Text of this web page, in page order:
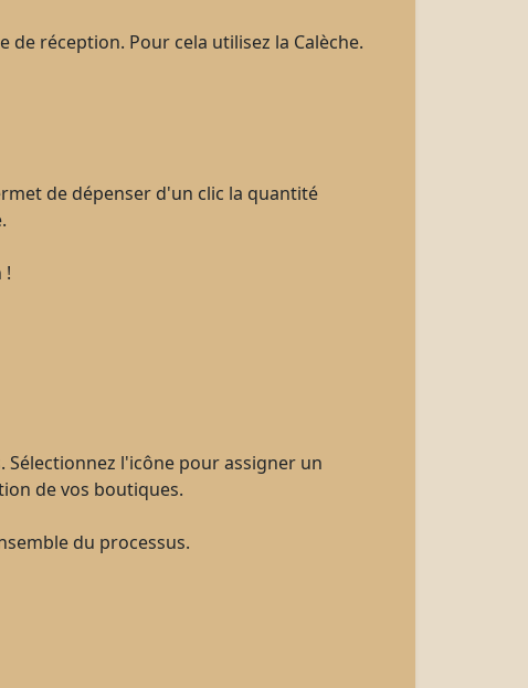
réception. Pour cela utilisez la Calèche.
de dépenser d'un clic la quantité
!
l'icône pour assigner un
de vos boutiques.
du processus.